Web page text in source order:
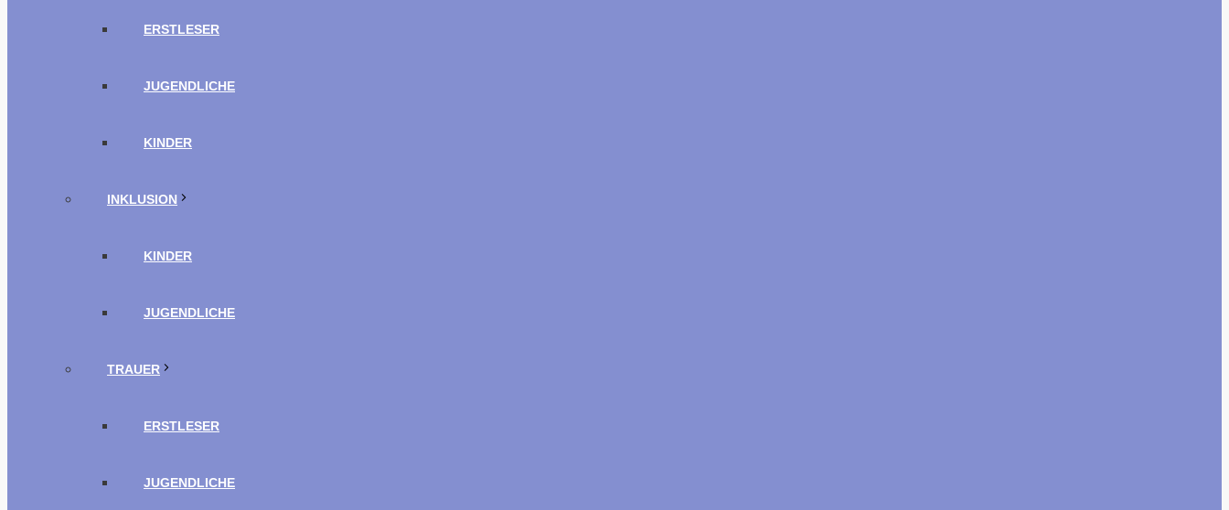
ERSTLESER
JUGENDLICHE
KINDER
INKLUSION
KINDER
JUGENDLICHE
TRAUER
ERSTLESER
JUGENDLICHE